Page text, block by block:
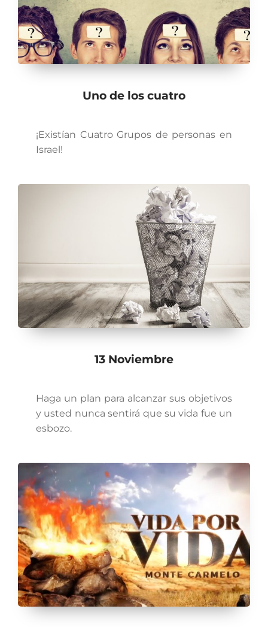
Uno de los cuatro
¡Existían Cuatro Grupos de personas en
Israel!
13 Noviembre
Haga un plan para alcanzar sus objetivos
y usted nunca sentirá que su vida fue un
esbozo.